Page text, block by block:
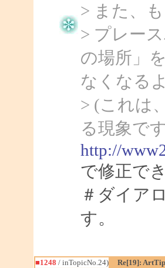
> また、
> プレー
の場所」
なくなる
> (これは
る現象で
http://
で修正で
＃ダイア
す。
■1248 / inTopicNo.24) Re[19]: